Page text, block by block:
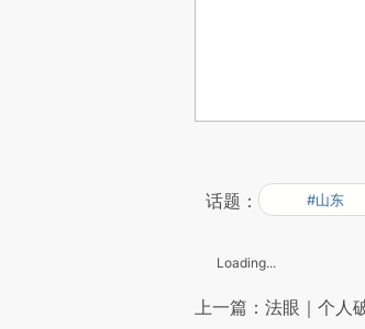
话题： #山东
Loading...
上一篇：法眼｜个人